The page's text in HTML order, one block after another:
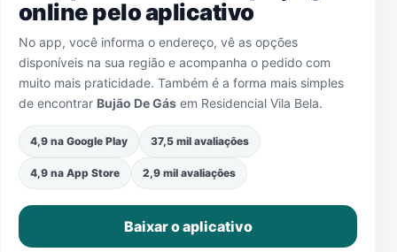
online pelo aplicativo
No app, você informa o endereço, vê as opções
disponíveis na sua região e acompanha o pedido com
muito mais praticidade. Também é a forma mais simples
de encontrar Bujão De Gás em Residencial Vila Bela.
4,9 na Google Play 37,5 mil avaliações
4,9 na App Store 2,9 mil avaliações
Baixar o aplicativo